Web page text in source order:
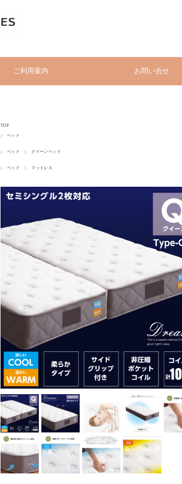
ご利用案内 お問い合せ
TOP
ベッド
ベッド クイーンベッド
ベッド マットレス